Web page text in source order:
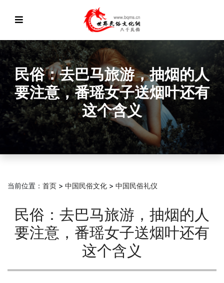
民俗：去巴马旅游，抽烟的人
要注意，番瑶女子送烟叶还有
这个含义
当前位置： 首页 > 中国民俗文化 > 中国民俗礼仪
民俗：去巴马旅游，抽烟的人
要注意，番瑶女子送烟叶还有
这个含义